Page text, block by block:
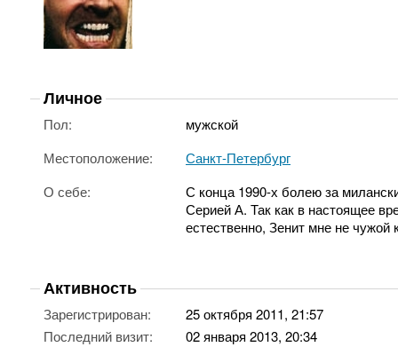
Личное
Пол:
мужской
Местоположение:
Санкт-Петербург
О себе:
С конца 1990-х болею за
Серией А. Так как в настоящее
естественно, Зенит мне не чужой
Активность
Зарегистрирован:
25 октября 2011, 21:57
Последний визит:
02 января 2013, 20:34